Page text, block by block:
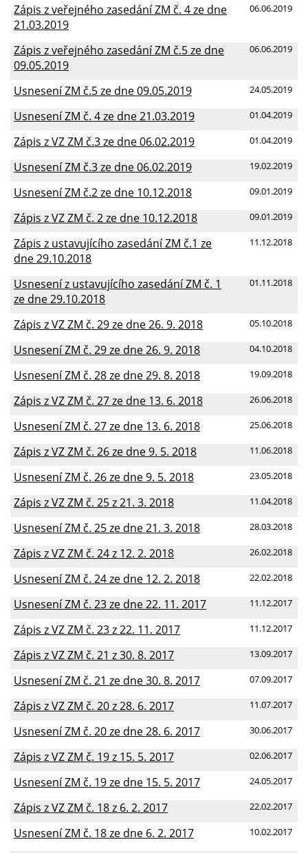
06.06.2019
Zápis z veřejného zasedání ZM č. 4 ze dne
21.03.2019
06.06.2019
Zápis z veřejného zasedání ZM č.5 ze dne
09.05.2019
24.05.2019
Usnesení ZM č.5 ze dne 09.05.2019
01.04.2019
Usnesení ZM č. 4 ze dne 21.03.2019
01.04.2019
Zápis z VZ ZM č.3 ze dne 06.02.2019
19.02.2019
Usnesení ZM č.3 ze dne 06.02.2019
09.01.2019
Usnesení ZM č.2 ze dne 10.12.2018
09.01.2019
Zápis z VZ ZM č. 2 ze dne 10.12.2018
11.12.2018
Zápis z ustavujícího zasedání ZM č.1 ze
dne 29.10.2018
01.11.2018
Usnesení z ustavujícího zasedání ZM č. 1
ze dne 29.10.2018
05.10.2018
Zápis z VZ ZM č. 29 ze dne 26. 9. 2018
04.10.2018
Usnesení ZM č. 29 ze dne 26. 9. 2018
19.09.2018
Usnesení ZM č. 28 ze dne 29. 8. 2018
26.06.2018
Zápis z VZ ZM č. 27 ze dne 13. 6. 2018
25.06.2018
Usnesení ZM č. 27 ze dne 13. 6. 2018
11.06.2018
Zápis z VZ ZM č. 26 ze dne 9. 5. 2018
23.05.2018
Usnesení ZM č. 26 ze dne 9. 5. 2018
11.04.2018
Zápis z VZ ZM č. 25 z 21. 3. 2018
28.03.2018
Usnesení ZM č. 25 ze dne 21. 3. 2018
26.02.2018
Zápis z VZ ZM č. 24 z 12. 2. 2018
22.02.2018
Usnesení ZM č. 24 ze dne 12. 2. 2018
11.12.2017
Usnesení ZM č. 23 ze dne 22. 11. 2017
11.12.2017
Zápis z VZ ZM č. 23 z 22. 11. 2017
13.09.2017
Zápis z VZ ZM č. 21 z 30. 8. 2017
07.09.2017
Usnesení ZM č. 21 ze dne 30. 8. 2017
11.07.2017
Zápis z VZ ZM č. 20 z 28. 6. 2017
30.06.2017
Usnesení ZM č. 20 ze dne 28. 6. 2017
02.06.2017
Zápis z VZ ZM č. 19 z 15. 5. 2017
24.05.2017
Usnesení ZM č. 19 ze dne 15. 5. 2017
22.02.2017
Zápis z VZ ZM č. 18 z 6. 2. 2017
10.02.2017
Usnesení ZM č. 18 ze dne 6. 2. 2017